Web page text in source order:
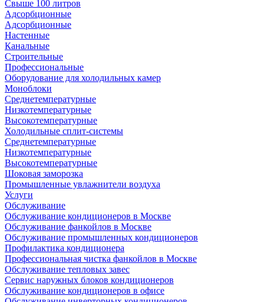
Свыше 100 литров
Адсорбционные
Адсорбционные
Настенные
Канальные
Строительные
Профессиональные
Оборудование для холодильных камер
Моноблоки
Среднетемпературные
Низкотемпературные
Высокотемпературные
Холодильные сплит-системы
Среднетемпературные
Низкотемпературные
Высокотемпературные
Шоковая заморозка
Промышленные увлажнители воздуха
Услуги
Обслуживание
Обслуживание кондиционеров в Москве
Обслуживание фанкойлов в Москве
Обслуживание промышленных кондиционеров
Профилактика кондиционера
Профессиональная чистка фанкойлов в Москве
Обслуживание тепловых завес
Сервис наружных блоков кондиционеров
Обслуживание кондиционеров в офисе